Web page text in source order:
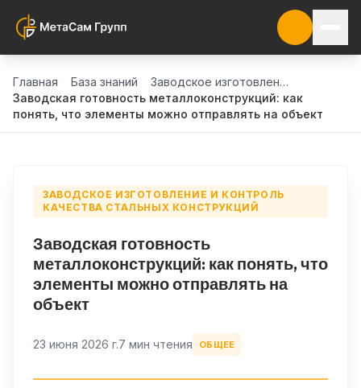
Главная База знаний
Заводское изготовление и контроль качества стальных конструкций
Заводская готовность металлоконструкций: как
понять, что элементы можно отправлять на объект
ЗАВОДСКОЕ ИЗГОТОВЛЕНИЕ И КОНТРОЛЬ
КАЧЕСТВА СТАЛЬНЫХ КОНСТРУКЦИЙ
Заводская готовность
металлоконструкций: как понять, что
элементы можно отправлять на
объект
23 июня 2026 г.7 мин чтения ОБЩЕЕ